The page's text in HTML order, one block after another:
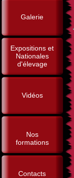
Galerie
Expositions et
Nationales
d'élevage
Vidéos
Nos
formations
Contacts